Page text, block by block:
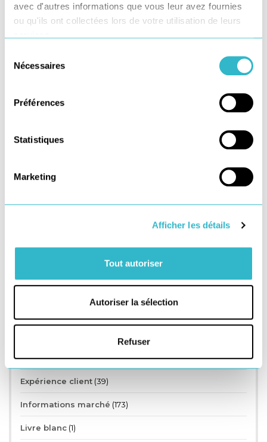
avec d'autres informations que vous leur avez fournies
ou qu'ils ont collectées lors de votre utilisation de leurs
Nécessaires
Préférences
Statistiques
Marketing
Afficher les détails
Tout autoriser
Autoriser la sélection
Refuser
Les informations recueillies sur ce formulaire sont enregistrées
dans un fichier informatisé par Star Service pour pouvoir
traiter au mieux votre demande. Elles sont conservées pendant
à la loi « informatique et libertés », vous pouvez exercer votre
Données, Star service, 10 rue Olof Palme 92110 Clichy ou par
Étiquettes
LIVREUR LIVREUR À VÉLO SOCIAL
Agenda(33)
Expérience client (39)
Informations marché (173)
Livre blanc (1)